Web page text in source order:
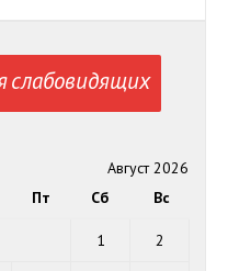
слабовидящих
Август 2026
Пт Сб Вс
1 2